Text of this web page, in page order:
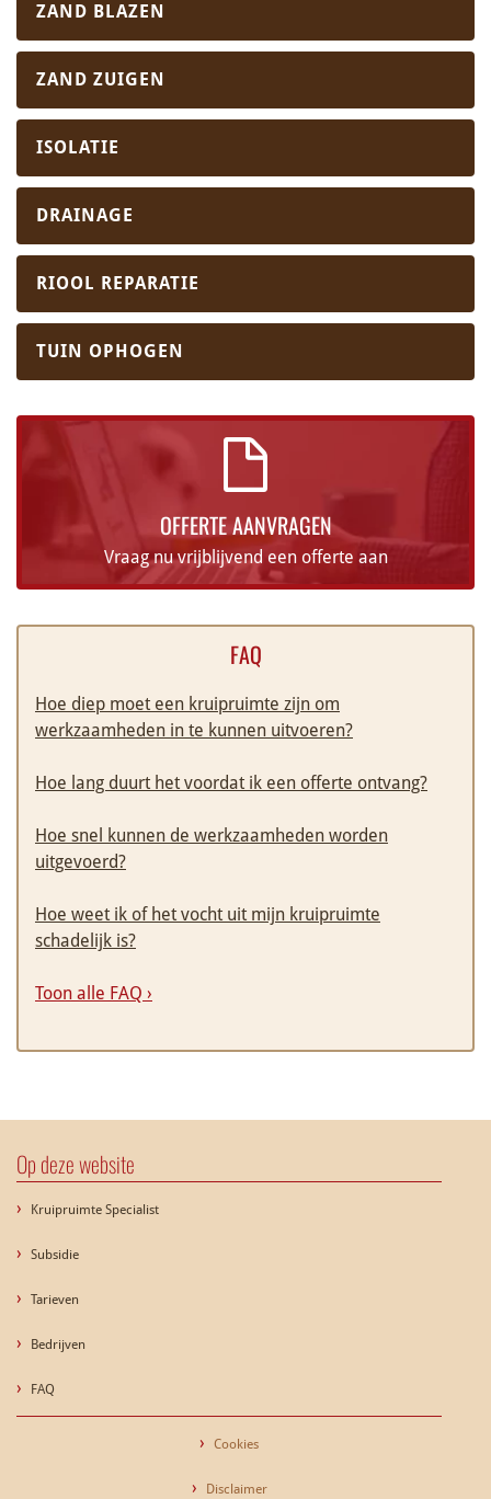
ZAND BLAZEN
ZAND ZUIGEN
ISOLATIE
DRAINAGE
RIOOL REPARATIE
TUIN OPHOGEN
OFFERTE AANVRAGEN
Vraag nu vrijblijvend een offerte aan
FAQ
Hoe diep moet een kruipruimte zijn om
werkzaamheden in te kunnen uitvoeren?
Hoe lang duurt het voordat ik een offerte ontvang?
Hoe snel kunnen de werkzaamheden worden
uitgevoerd?
Hoe weet ik of het vocht uit mijn kruipruimte
schadelijk is?
Toon alle FAQ ›
Op deze website
Kruipruimte Specialist
Subsidie
Tarieven
Bedrijven
FAQ
Cookies
Disclaimer